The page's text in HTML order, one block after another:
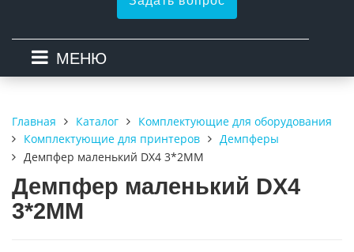
МЕНЮ
Главная Каталог
Комплектующие для оборудования
Комплектующие для принтеров
Демпферы
Демпфер маленький DX4 3*2MM
Демпфер маленький DX4
3*2MM